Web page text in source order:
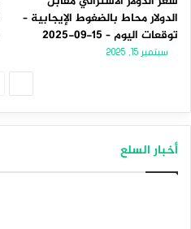
الدولار محاط بالضغوط الإيجابية –
توقعات اليوم – 15-09-2025
سبتمبر 15, 2025
أخبار السلع